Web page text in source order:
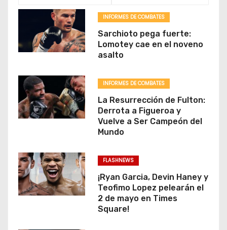
INFORMES DE COMBATES
Sarchioto pega fuerte:
Lomotey cae en el noveno
asalto
INFORMES DE COMBATES
La Resurrección de Fulton:
Derrota a Figueroa y
Vuelve a Ser Campeón del
Mundo
FLASHNEWS
¡Ryan Garcia, Devin Haney y
Teofimo Lopez pelearán el
2 de mayo en Times
Square!